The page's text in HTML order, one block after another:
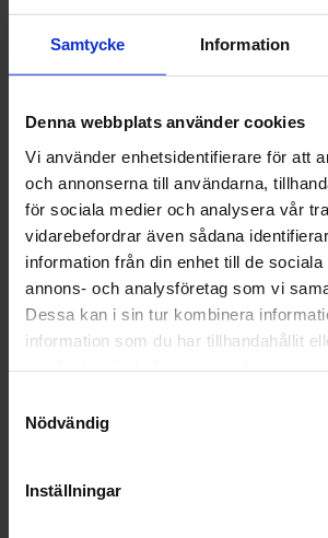
Samtycke Information
Denna webbplats använder cookies
Vi använder enhetsidentifierare för att
och annonserna till användarna,
för sociala medier och analysera vår
vidarebefordrar även sådana
information från din enhet till de sociala
annons- och analysföretag som vi
Dessa kan i sin tur kombinera
information som du har tillhandahållit
Nödvändig
Inställningar
Spackel Metallic
2kg
230 kr
st Köp
Black
282 kr